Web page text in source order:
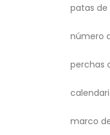
patas de
número
perchas
marco